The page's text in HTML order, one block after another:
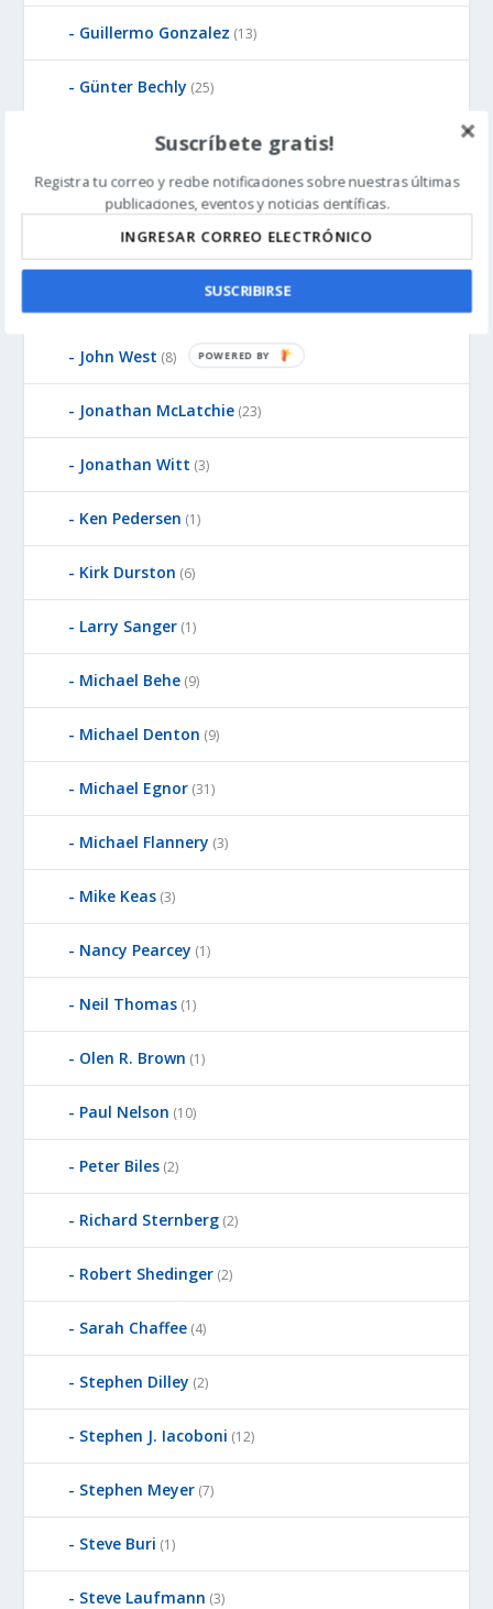
Guillermo Gonzalez (13)
Günter Bechly (25)
Howard Glicksman(8)
Howard Glicksman (5)
James Gills
Jean-Pierre Luminet
John West (8)
Jonathan McLatchie (23)
Jonathan Witt (3)
Ken Pedersen (1)
Kirk Durston (6)
Larry Sanger (1)
Michael Behe (9)
Michael Denton (9)
Michael Egnor (31)
Michael Flannery (3)
Mike Keas (3)
Nancy Pearcey (1)
Neil Thomas (1)
Olen R. Brown (1)
Paul Nelson (10)
Peter Biles (2)
Richard Sternberg (2)
Robert Shedinger (2)
Sarah Chaffee (4)
Stephen Dilley (2)
Stephen J. Iacoboni (12)
Stephen Meyer (7)
Steve Buri (1)
Steve Laufmann (3)
Suscríbete gratis!
Registra tu correo y recibe notificaciones sobre nuestras últimas
publicaciones, eventos y noticias científicas.
SUSCRIBIRSE
P
W